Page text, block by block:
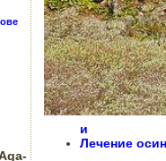
и
Лечение